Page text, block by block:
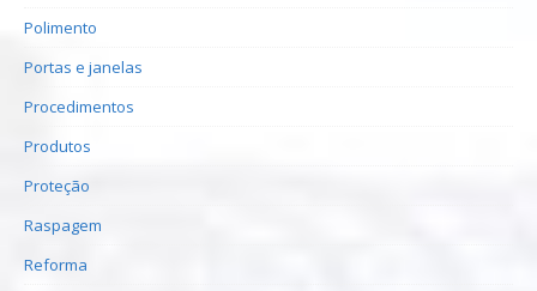
Polimento
Portas e janelas
Procedimentos
Produtos
Proteção
Raspagem
Reforma